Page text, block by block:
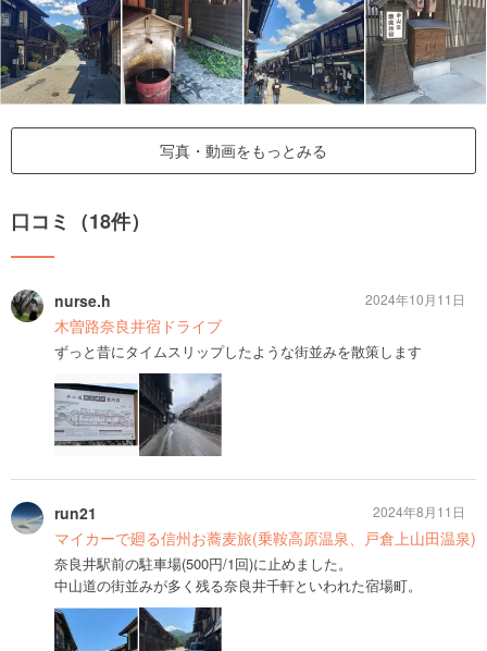
写真・動画をもっとみる
口コミ（18件）
nurse.h
木曽路奈良井宿ドライブ
ずっと昔にタイムスリップしたような街並みを散策します
2024年10月11日
run21
マイカーで廻る信州お蕎麦旅(乗鞍高原温泉、戸倉上山田温泉)
奈良井駅前の駐車場(500円/1回)に止めました。
中山道の街並みが多く残る奈良井千軒といわれた宿場町。
2024年8月11日